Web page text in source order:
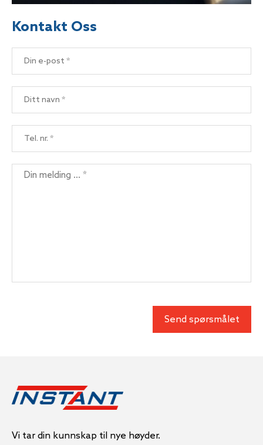
Kontakt Oss
Vi tar din kunnskap til nye høyder.